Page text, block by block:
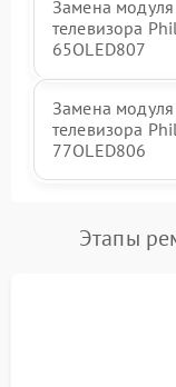
Замена
телевизора
65OLED807
Замена
телевизора
77OLED806
Этапы